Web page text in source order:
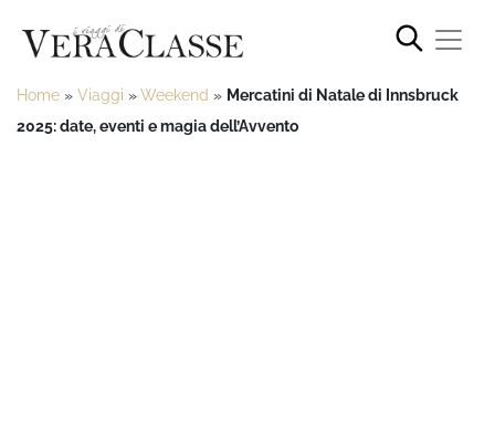
Home » Viaggi »Weekend » Mercatini di Natale di Innsbruck
2025: date, eventi e magia dell’Avvento